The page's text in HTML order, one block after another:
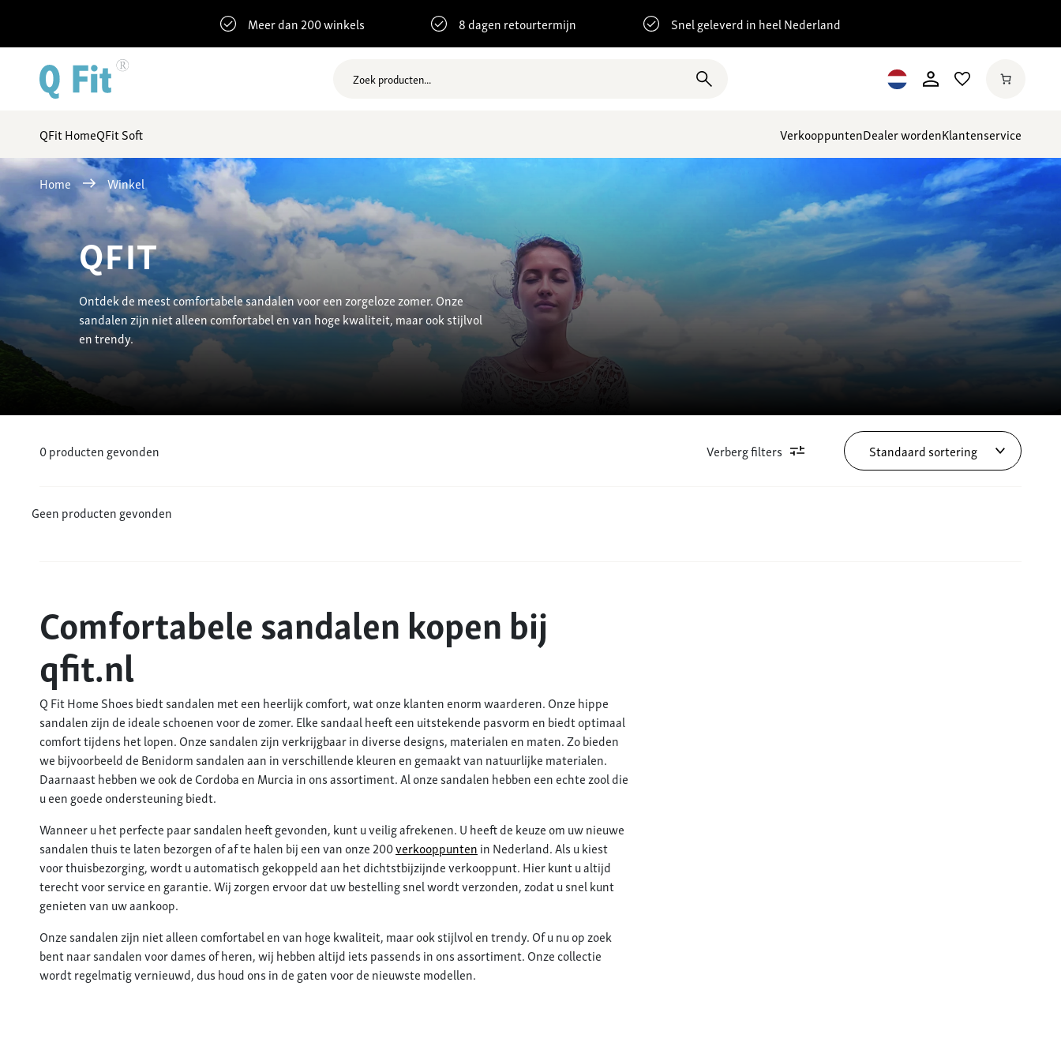
Meer dan 200 winkels 8 dagen retourtermijn Snel geleverd in heel Nederland
QFit HomeQFit Soft VerkooppuntenDealer wordenKlantenservice
Home Winkel
QFIT
Ontdek de meest comfortabele sandalen voor een zorgeloze zomer. Onze
sandalen zijn niet alleen comfortabel en van hoge kwaliteit, maar ook stijlvol
en trendy.
0producten gevonden Verberg filters
Geen producten gevonden
Comfortabele sandalen kopen bij
qfit.nl
Q Fit Home Shoes biedt sandalen met een heerlijk comfort, wat onze klanten enorm waarderen. Onze hippe
sandalen zijn de ideale schoenen voor de zomer. Elke sandaal heeft een uitstekende pasvorm en biedt optimaal
comfort tijdens het lopen. Onze sandalen zijn verkrijgbaar in diverse designs, materialen en maten. Zo bieden
we bijvoorbeeld de Benidorm sandalen aan in verschillende kleuren en gemaakt van natuurlijke materialen.
Daarnaast hebben we ook de Cordoba en Murcia in ons assortiment. Al onze sandalen hebben een echte zool die
u een goede ondersteuning biedt.
Wanneer u het perfecte paar sandalen heeft gevonden, kunt u veilig afrekenen. U heeft de keuze om uw nieuwe
sandalen thuis te laten bezorgen of af te halen bij een van onze 200verkooppuntenin Nederland. Als u kiest
voor thuisbezorging, wordt u automatisch gekoppeld aan het dichtstbijzijnde verkooppunt. Hier kunt u altijd
terecht voor service en garantie. Wij zorgen ervoor dat uw bestelling snel wordt verzonden, zodat u snel kunt
genieten van uw aankoop.
Onze sandalen zijn niet alleen comfortabel en van hoge kwaliteit, maar ook stijlvol en trendy. Of u nu op zoek
bent naar sandalen voor dames of heren, wij hebben altijd iets passends in ons assortiment. Onze collectie
wordt regelmatig vernieuwd, dus houd ons in de gaten voor de nieuwste modellen.